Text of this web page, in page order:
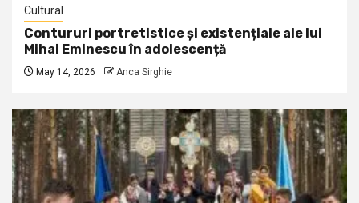
Cultural
Contururi portretistice și existențiale ale lui
Mihai Eminescu în adolescență
May 14, 2026 Anca Sirghie